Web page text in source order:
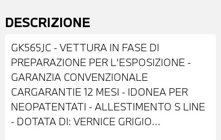
DESCRIZIONE
GK565JC - VETTURA IN FASE DI
PREPARAZIONE PER L'ESPOSIZIONE -
GARANZIA CONVENZIONALE
CARGARANTIE 12 MESI - IDONEA PER
NEOPATENTATI - ALLESTIMENTO S LINE
- DOTATA DI: VERNICE GRIGIO